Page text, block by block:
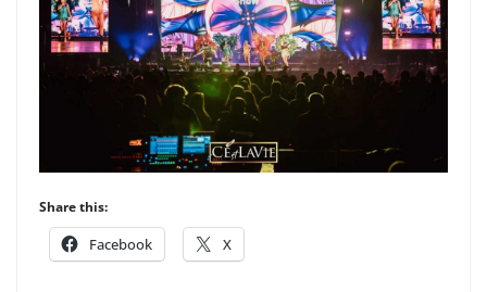
Share this:
Facebook X